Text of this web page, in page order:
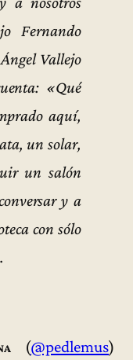
Fernando
Vallejo
«Qué
aquí,
un solar,
un salón
y a
con sólo
(@pedlemus)